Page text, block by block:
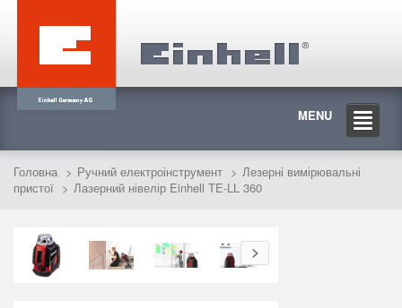
MENU
Головна Ручний електроінструмент
Лезерні вимірювальні
пристої
Лазерний нівелір Einhell TE-LL 360